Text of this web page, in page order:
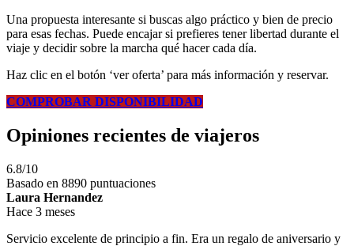
Una propuesta interesante si buscas algo práctico y bien de precio
para esas fechas. Puede encajar si prefieres tener libertad durante el
viaje y decidir sobre la marcha qué hacer cada día.
Haz clic en el botón ‘ver oferta’ para más información y reservar.
COMPROBAR DISPONIBILIDAD
Opiniones recientes de viajeros
6.8/10
Basado en 8890 puntuaciones
Laura Hernandez
Hace 3 meses
Servicio excelente de principio a fin. Era un regalo de aniversario y